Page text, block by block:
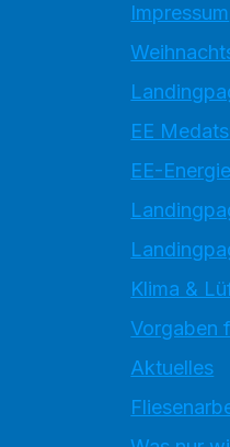
Impressum
EE
EE-
Klima &
Vorgaben
Aktuelles